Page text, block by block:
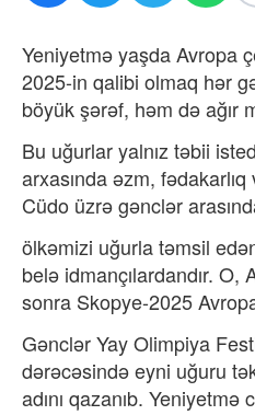
Yeniyetmə yaşda Avropa
2025-in qalibi olmaq hər
böyük şərəf, həm də ağır
Bu uğurlar yalnız təbii
arxasında əzm,
Cüdo üzrə gənclər
ölkəmizi uğurla təmsil
belə idmançılardandır. O,
sonra Skopye-2025
Gənclər Yay Olimpiya
dərəcəsində eyni uğuru
adını qazanıb. Yeniyetmə